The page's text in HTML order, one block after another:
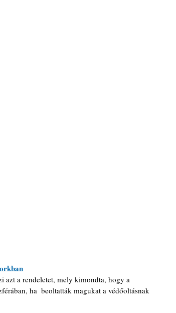
a rendeletet, mely kimondta, hogy a
ha  beoltatták magukat a védőoltásnak